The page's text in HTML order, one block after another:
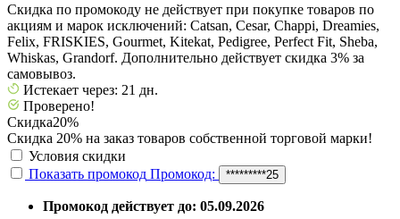
Скидка по промокоду не действует при покупке товаров по
акциям и марок исключений: Catsan, Cesar, Chappi, Dreamies,
Felix, FRISKIES, Gourmet, Kitekat, Pedigree, Perfect Fit, Sheba,
Whiskas, Grandorf. Дополнительно действует скидка 3% за
самовывоз.
Истекает через: 21 дн.
Проверено!
Скидка20%
Скидка 20% на заказ товаров собственной торговой марки!
Условия скидки
Показать промокод Промокод: *********25
Промокод действует до: 05.09.2026